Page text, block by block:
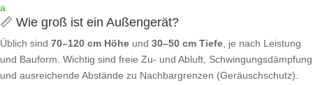
a
📏 Wie groß ist ein Außengerät?
Üblich sind 70–120 cm Höhe und 30–50 cm Tiefe, je nach Leistung
und Bauform. Wichtig sind freie Zu‑ und Abluft, Schwingungsdämpfung
und ausreichende Abstände zu Nachbargrenzen (Geräuschschutz).